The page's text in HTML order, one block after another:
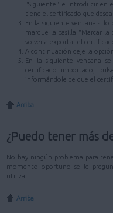
"Siguiente" e introducir en
tiene el certificado que
En la siguiente ventana si lo
marque la casilla "Marcar la
volver a exportar el
A continuación deje la
En la siguiente ventana
certificado importado,
informándole de que el
Arriba
¿Puedo tener más
No hay ningún problema para
momento oportuno se le
utilizar.
Arriba